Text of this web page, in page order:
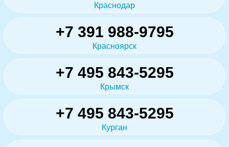
Краснодар
+7 391 988-9795
Красноярск
+7 495 843-5295
Крымск
+7 495 843-5295
Курган